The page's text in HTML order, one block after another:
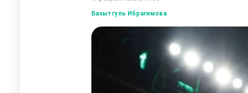
Бахытгуль Ибрагимова